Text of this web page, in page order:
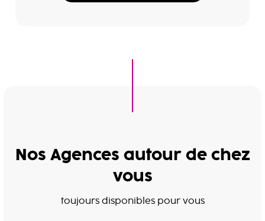
Nos Agences autour de chez
vous
toujours disponibles pour vous